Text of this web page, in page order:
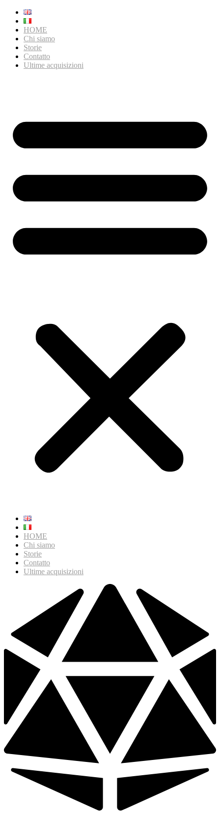
HOME
Chi siamo
Storie
Contatto
Ultime acquisizioni
HOME
Chi siamo
Storie
Contatto
Ultime acquisizioni